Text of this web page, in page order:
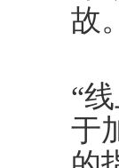
故。
“
于